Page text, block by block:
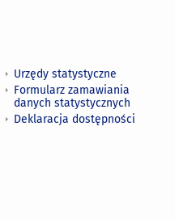
Urzędy statystyczne
Formularz zamawiania
danych statystycznych
Deklaracja dostępności